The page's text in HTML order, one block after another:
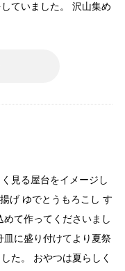
ていました。 沢山集め
見る屋台をイメージし
げ ゆでとうもろこし す
て作ってくださいまし
皿に盛り付けてより夏祭
た。 おやつは夏らしく